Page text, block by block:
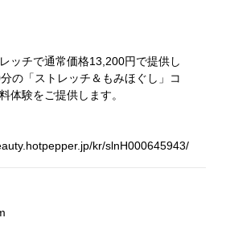
ッチで通常価格13,200円で提供し
の「ストレッチ＆もみほぐし」コ
体験をご提供します。
kr/slnH000645943/